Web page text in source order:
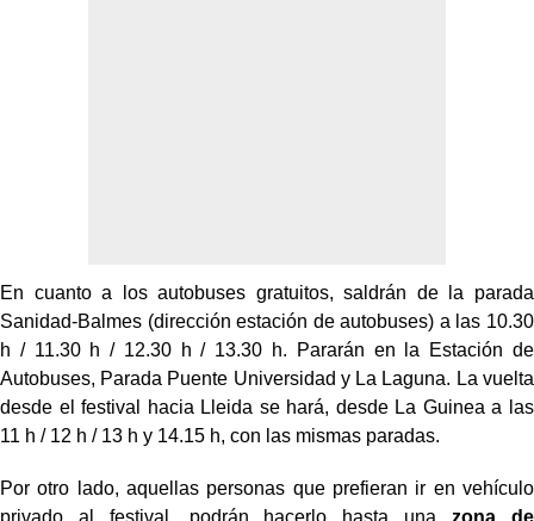
En cuanto a los autobuses gratuitos, saldrán de la parada
Sanidad-Balmes (dirección estación de autobuses) a las 10.30
h / 11.30 h / 12.30 h / 13.30 h. Pararán en la Estación de
Autobuses, Parada Puente Universidad y La Laguna. La vuelta
desde el festival hacia Lleida se hará, desde La Guinea a las
11 h / 12 h / 13 h y 14.15 h, con las mismas paradas.
Por otro lado, aquellas personas que prefieran ir en vehículo